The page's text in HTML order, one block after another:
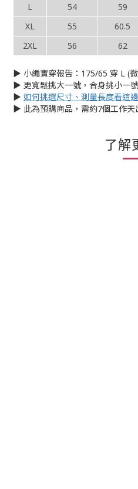
L
54 59
XL
55 60.5
2XL
56 62
▶︎ 小編實穿報告：175/65 穿 L (
▶︎ 更寬鬆挑大一號，合身挑小一號
▶︎ 如何挑選尺寸、測量長度看這邊
▶︎ 此為預購商品，需約7個工作天
了解